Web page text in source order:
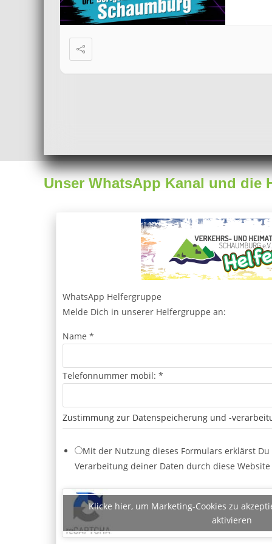
Unser WhatsApp Kanal und die
WhatsApp Helfergruppe
Melde Dich in unserer Helfergruppe an:
Name *
m
b
i
:
s
Telefonnummer mobil: *
Zustimmung zur Datenspeicherung und -
Mit der Nutzung dieses Formulars erklärst
Verarbeitung deiner Daten durch diese
Klicke hier, um Marketing-Cookies zu
aktivieren